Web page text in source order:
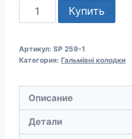
Количество
товара
КОЛОДКИ
259
PROFI
LINE
Купить
Артикул: SP 259-1
Категория: Гальмівні колодки
Описание
Детали